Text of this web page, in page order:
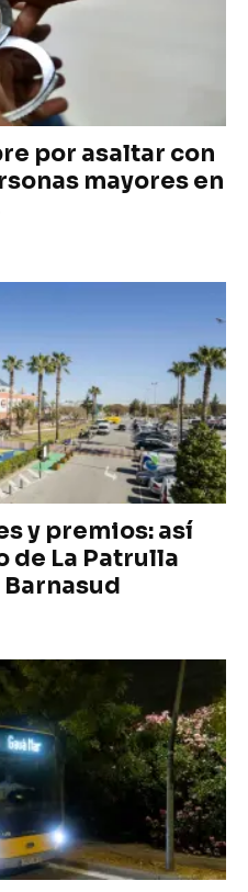
por asaltar con
mayores en
y premios: así
de La Patrulla